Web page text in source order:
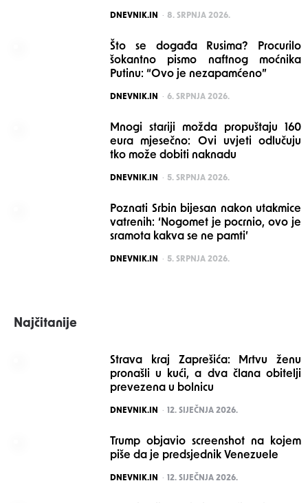
POSTED
DNEVNIK.IN 8. SRPNJA 2026.
Što se događa Rusima? Procurilo
šokantno pismo naftnog moćnika
Putinu: “Ovo je nezapamćeno”
POSTED
DNEVNIK.IN 6. SRPNJA 2026.
Mnogi stariji možda propuštaju 160
eura mjesečno: Ovi uvjeti odlučuju
tko može dobiti naknadu
POSTED
DNEVNIK.IN 5. SRPNJA 2026.
Poznati Srbin bijesan nakon utakmice
vatrenih: ‘Nogomet je pocrnio, ovo je
sramota kakva se ne pamti’
POSTED
DNEVNIK.IN 5. SRPNJA 2026.
Najčitanije
Strava kraj Zaprešića: Mrtvu ženu
pronašli u kući, a dva člana obitelji
prevezena u bolnicu
POSTED
DNEVNIK.IN 12. SIJEČNJA 2026.
Trump objavio screenshot na kojem
piše da je predsjednik Venezuele
POSTED
DNEVNIK.IN 12. SIJEČNJA 2026.